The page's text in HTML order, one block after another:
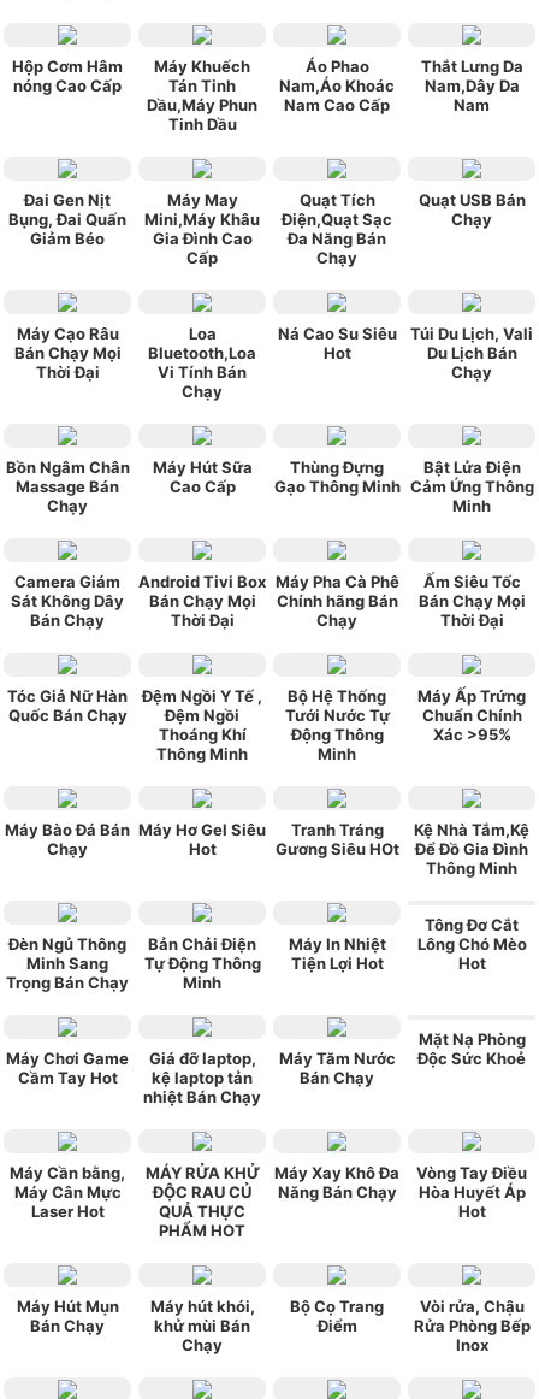
Hộp Cơm Hâm
nóng Cao Cấp
Máy Khuếch
Tán Tinh
Dầu,Máy Phun
Tinh Dầu
Áo Phao
Nam,Áo Khoác
Nam Cao Cấp
Thắt Lưng Da
Nam,Dây Da
Nam
Đai Gen Nịt
Bụng, Đai Quấn
Giảm Béo
Máy May
Mini,Máy Khâu
Gia Đình Cao
Cấp
Quạt Tích
Điện,Quạt Sạc
Đa Năng Bán
Chạy
Quạt USB Bán
Chạy
Máy Cạo Râu
Bán Chạy Mọi
Thời Đại
Loa
Bluetooth,Loa
Vi Tính Bán
Chạy
Ná Cao Su Siêu
Hot
Túi Du Lịch, Vali
Du Lịch Bán
Chạy
Bồn Ngâm Chân
Massage Bán
Chạy
Máy Hút Sữa
Cao Cấp
Thùng Đựng
Gạo Thông Minh
Bật Lửa Điện
Cảm Ứng Thông
Minh
Camera Giám
Sát Không Dây
Bán Chạy
Android Tivi Box
Bán Chạy Mọi
Thời Đại
Máy Pha Cà Phê
Chính hãng Bán
Chạy
Ấm Siêu Tốc
Bán Chạy Mọi
Thời Đại
Tóc Giả Nữ Hàn
Quốc Bán Chạy
Đệm Ngồi Y Tế ,
Đệm Ngồi
Thoáng Khí
Thông Minh
Bộ Hệ Thống
Tưới Nước Tự
Động Thông
Minh
Máy Ấp Trứng
Chuẩn Chính
Xác >95%
Máy Bào Đá Bán
Chạy
Máy Hơ Gel Siêu
Hot
Tranh Tráng
Gương Siêu HOt
Kệ Nhà Tắm,Kệ
Để Đồ Gia Đình
Thông Minh
Đèn Ngủ Thông
Minh Sang
Trọng Bán Chạy
Bản Chải Điện
Tự Động Thông
Minh
Máy In Nhiệt
Tiện Lợi Hot
Tông Đơ Cắt
Lông Chó Mèo
Hot
Máy Chơi Game
Cầm Tay Hot
Giá đỡ laptop,
kệ laptop tản
nhiệt Bán Chạy
Máy Tăm Nước
Bán Chạy
Mặt Nạ Phòng
Độc Sức Khoẻ
Máy Cần bằng,
Máy Cân Mực
Laser Hot
MÁY RỬA KHỬ
ĐỘC RAU CỦ
QUẢ THỰC
PHẨM HOT
Máy Xay Khô Đa
Năng Bán Chạy
Vòng Tay Điều
Hòa Huyết Áp
Hot
Máy Hút Mụn
Bán Chạy
Máy hút khói,
khử mùi Bán
Chạy
Bộ Cọ Trang
Điểm
Vòi rửa, Chậu
Rửa Phòng Bếp
Inox